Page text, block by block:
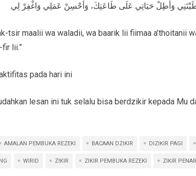
وَأطِلْ حَيَاتِي عَلَى طَاعَتِكَ، وَأحْسِنْ عَمَلِي وَاغْفِرْ لِي
tsir maalii wa waladii, wa baarik lii fiimaa a’thoitanii
fir lii.”
pada hari ini
lesan ini tuk selalu bisa berdzikir kepada Mu
AMALAN PEMBUKA REZEKI BACAAN DZIKIR DIZIKIR PAGI
WIRID ZIKIR ZIKIR PEMBUKA REZEKI ZIKIR